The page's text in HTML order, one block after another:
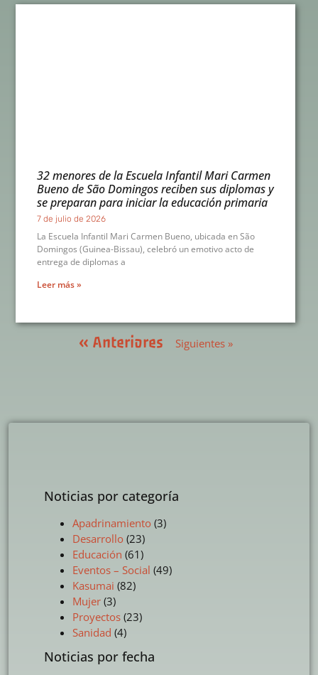
32 menores de la Escuela Infantil Mari Carmen
Bueno de São Domingos reciben sus diplomas y
se preparan para iniciar la educación primaria
7 de julio de 2026
La Escuela Infantil Mari Carmen Bueno, ubicada en São
Domingos (Guinea-Bissau), celebró un emotivo acto de
entrega de diplomas a
Leer más »
« Anteriores Siguientes »
Noticias por categoría
Apadrinamiento (3)
Desarrollo (23)
Educación (61)
Eventos – Social (49)
Kasumai (82)
Mujer (3)
Proyectos (23)
Sanidad (4)
Noticias por fecha